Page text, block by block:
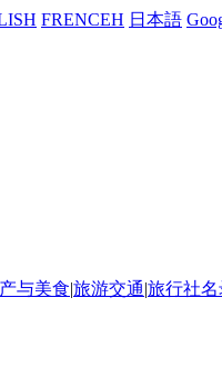
FRENCEH 日本語
与美食|旅游交通|旅行社名